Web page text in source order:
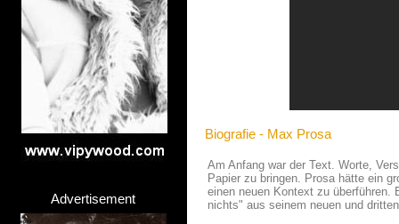
Advertisement
Biografie - Max Prosa
Am Anfang war der Text. Worte,
Papier zu bringen. Prosa hätte ein
einen neuen Kontext zu
nichts" aus seinem neuen und